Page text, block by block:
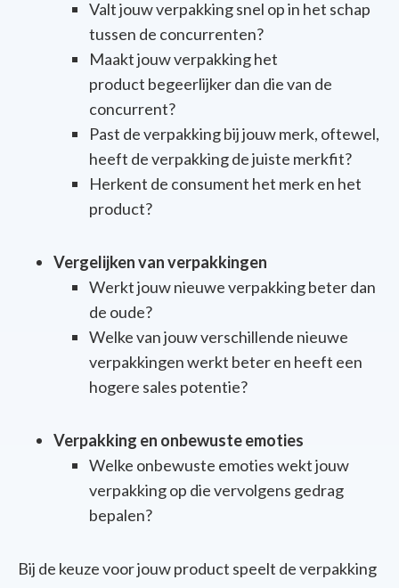
Valt jouw verpakking snel op in het schap
tussen de concurrenten?
Maakt jouw verpakking het
product begeerlijker dan die van de
concurrent?
Past de verpakking bij jouw merk, oftewel,
heeft de verpakking de juiste merkfit?
Herkent de consument het merk en het
product?
Vergelijken van verpakkingen
Werkt jouw nieuwe verpakking beter dan
de oude?
Welke van jouw verschillende nieuwe
verpakkingen werkt beter en heeft een
hogere sales potentie?
Verpakking en onbewuste emoties
Welke onbewuste emoties wekt jouw
verpakking op die vervolgens gedrag
bepalen?
Bij de keuze voor jouw product speelt de verpakking